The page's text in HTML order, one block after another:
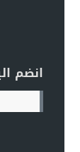
انضم